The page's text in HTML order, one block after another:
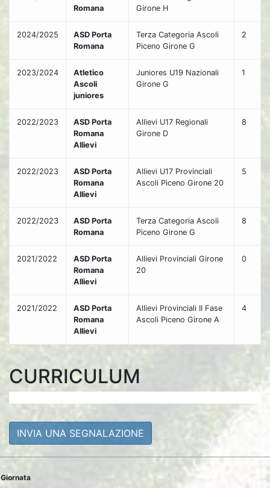
Romana
Girone H
2024/2025
ASD Porta
Romana
Terza Categoria Ascoli
Piceno Girone G
2
2023/2024
Atletico
Ascoli
juniores
Juniores U19 Nazionali
Girone G
1
2022/2023
ASD Porta
Romana
Allievi
Allievi U17 Regionali
Girone D
8
2022/2023
ASD Porta
Romana
Allievi
Allievi U17 Provinciali
Ascoli Piceno Girone 20
5
2022/2023
ASD Porta
Romana
Terza Categoria Ascoli
Piceno Girone G
8
2021/2022
ASD Porta
Romana
Allievi
Allievi Provinciali Girone
20
0
2021/2022
ASD Porta
Romana
Allievi
Allievi Provinciali II Fase
Ascoli Piceno Girone A
4
CURRICULUM
INVIA UNA SEGNALAZIONE
Giornata